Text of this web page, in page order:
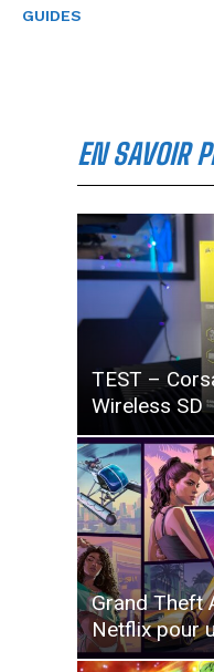
GUIDES
EN SAVOIR
TEST –
Wireless SD
Grand Theft
Netflix pour